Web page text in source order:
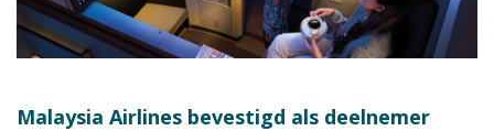
Malaysia Airlines bevestigd als deelnemer